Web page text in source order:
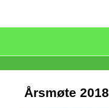
Årsmøte 2018